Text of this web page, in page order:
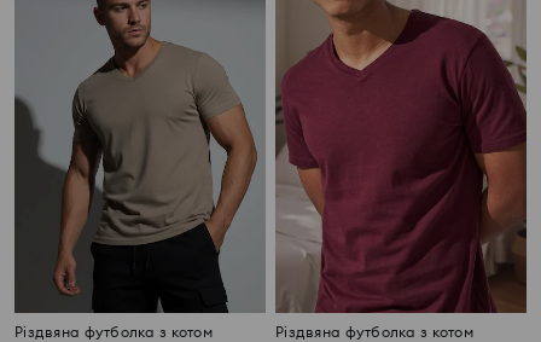
Різдвяна футболка з котом Різдвяна футболка з котом